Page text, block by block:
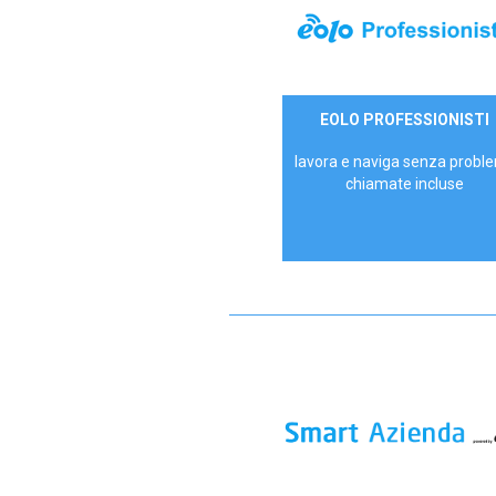
35,00 €/mese
EOLO PROFESSIONISTI
lavora e naviga senza
chiamate incluse